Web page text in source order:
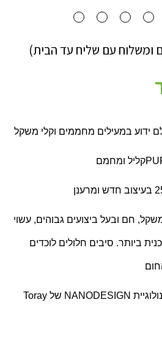
ומשלוח עם שליח עד הבית)
ידוע במעילים מחממים וקלי משקל
קליל ומחמם
חם ובעל ביצועים גבוהים, עשוי
ביותר. סיבים חלולים לוכדים
NANODESIGN של Toray